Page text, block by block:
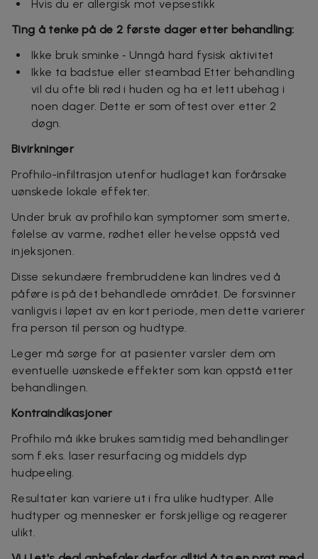
Hvis du er allergisk mot vepsestikk
Ting å tenke på de 2 første dager etter behandling:
Ikke bruk sminke ⁃ Unngå hard fysisk aktivitet
Ikke ta badstue eller steambad Etter behandling
vil du ofte bli rød i huden og ha et lett ubehag i
noen dager. Dette er som oftest over etter 2
døgn.
Bivirkninger
Profhilo-infiltrasjon utenfor hudlaget kan forårsake
uønskede lokale effekter.
Under bruk av profhilo kan symptomer som smerte,
følelse av varme, rødhet eller hevelse oppstå ved
injeksjonen.
Disse sekundære frembruddene kan lindres ved å
påføre is på det behandlede området. De forsvinner
vanligvis i løpet av en kort periode, men dette varierer
fra person til person og hudtype.
Leger må sørge for at pasienter varsler dem om
eventuelle uønskede effekter som kan oppstå etter
behandlingen.
Kontraindikasjoner
Profhilo må ikke brukes samtidig med behandlinger
som f.eks. laser resurfacing og middels dyp
hudpeeling.
Resultater kan variere ut i fra ulike hudtyper. Alle
hudtyper og mennesker er forskjellige og reagerer
ulikt.